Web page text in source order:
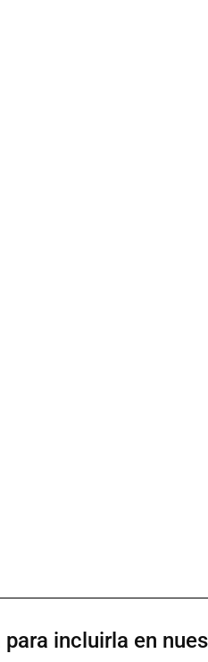
incluirla en